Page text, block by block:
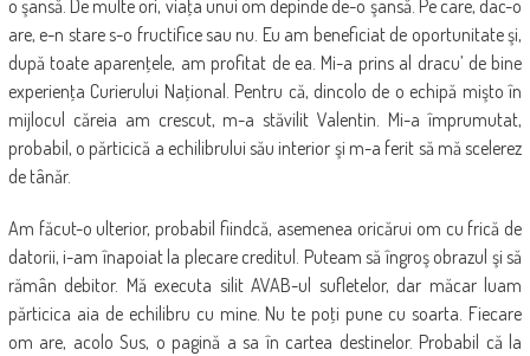
o şansă. De multe ori, viaţa unui om depinde de-o şansă. Pe care, dac-o
are, e-n stare s-o fructifice sau nu. Eu am beneficiat de oportunitate şi,
după toate aparenţele, am profitat de ea. Mi-a prins al dracu’ de bine
experienţa Curierului Naţional. Pentru că, dincolo de o echipă mişto în
mijlocul căreia am crescut, m-a stăvilit Valentin. Mi-a împrumutat,
probabil, o părticică a echilibrului său interior şi m-a ferit să mă scelerez
de tânăr.
Am făcut-o ulterior, probabil fiindcă, asemenea oricărui om cu frică de
datorii, i-am înapoiat la plecare creditul. Puteam să îngroş obrazul şi să
rămân debitor. Mă executa silit AVAB-ul sufletelor, dar măcar luam
părticica aia de echilibru cu mine. Nu te poţi pune cu soarta. Fiecare
om are, acolo Sus, o pagină a sa în cartea destinelor. Probabil că la